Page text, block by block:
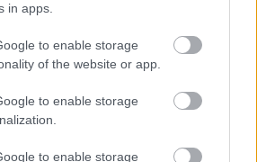
in apps.
to enable storage
of the website or app.
to enable storage
to enable storage
Profimedia
temperatura vode. Idealna
Voda ne bi smela vreti
. Pri